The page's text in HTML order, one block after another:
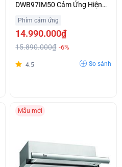
DWB97IM50 Cảm Ứng Hiện
Phím cảm ứng
14.990.000₫
15.890.000₫ -6%
4.5 So sánh
Mẫu mới